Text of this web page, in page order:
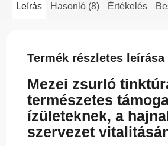
Leírás Hasonló (8) Értékelés
Termék részletes leírása
Mezei zsurló
természetes
ízületeknek, a
szervezet